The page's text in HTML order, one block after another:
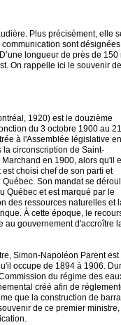
Plus précisément, elle
sont
longueur de près de 150
On rappelle ici le souvenir de
1920) est le douzième
du 3 octobre 1900 au 21
à l'Assemblée législative en
la circonscription de Saint-
en 1900, alors qu'il
choisi chef de son parti et
Son mandat se
Québec et est marqué par le
des ressources naturelles et
À cette époque, le
au gouvernement d'accroître
Simon-Napoléon Parent est
occupe de 1894 à 1906.
du régime des
créé afin de
que la construction de
de ce premier ministre,